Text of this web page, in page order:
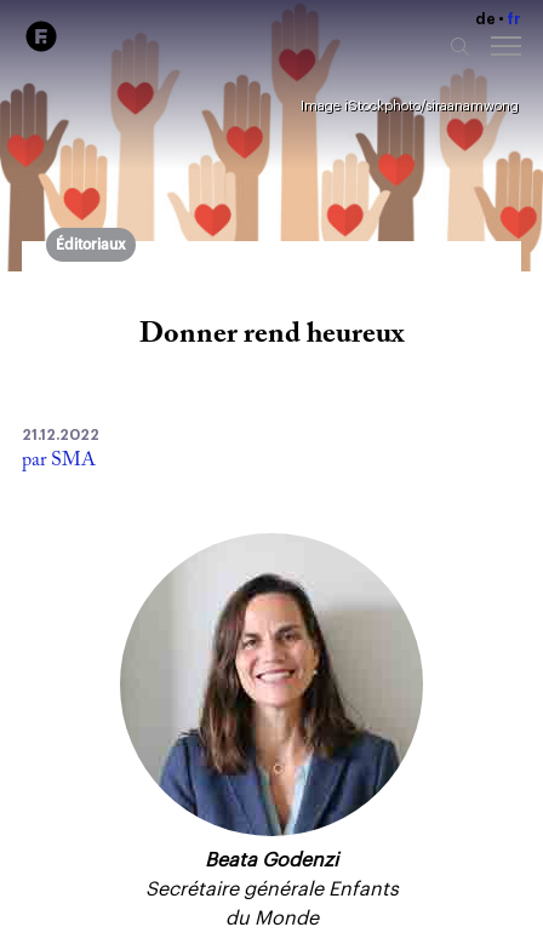
de fr
Image iStockphoto/siraanamwong
Éditoriaux
Donner rend heureux
21.12.2022
par SMA
Beata Godenzi
Secrétaire générale Enfants
du Monde